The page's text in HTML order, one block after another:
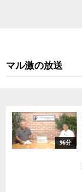
マル激の放送
96分